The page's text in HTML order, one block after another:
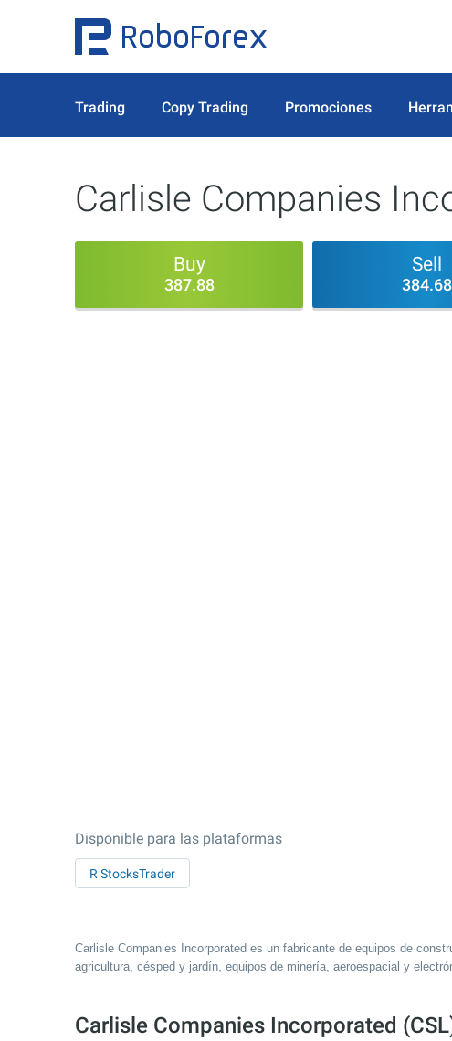
Trading Copy Trading Promociones
Carlisle Companies
Buy
387.88
Sell
384.68
Disponible para las plataformas
R StocksTrader
Carlisle Companies Incorporated es un fabricante de equipos de
agricultura, césped y jardín, equipos de minería, aeroespacial y
Carlisle Companies Incorporated